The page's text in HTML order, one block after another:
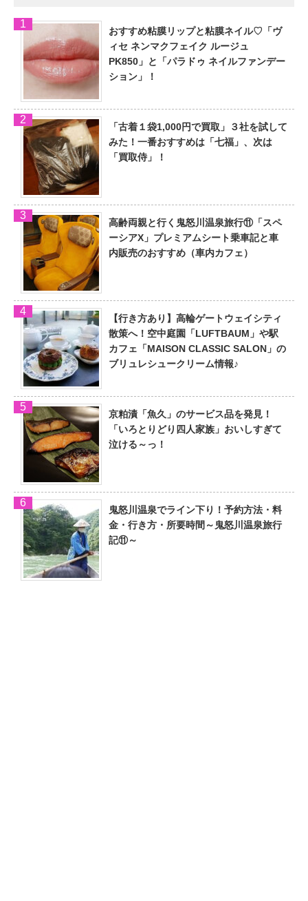
おすすめ粘膜リップと粘膜ネイル♡「ヴ
ィセ ネンマクフェイク ルージュ
PK850」と「パラドゥ ネイルファンデー
ション」！
「古着１袋1,000円で買取」３社を試して
みた！一番おすすめは「七福」、次は
「買取侍」！
高齢両親と行く鬼怒川温泉旅行⑪「スペ
ーシアX」プレミアムシート乗車記と車
内販売のおすすめ（車内カフェ）
【行き方あり】高輪ゲートウェイシティ
散策へ！空中庭園「LUFTBAUM」や駅
カフェ「MAISON CLASSIC SALON」の
ブリュレシュークリーム情報♪
京粕漬「魚久」のサービス品を発見！
「いろとりどり四人家族」おいしすぎて
泣ける～っ！
鬼怒川温泉でライン下り！予約方法・料
金・行き方・所要時間～鬼怒川温泉旅行
記⑪～